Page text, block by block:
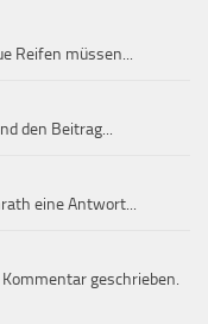
Reifen müssen...
den Beitrag...
eine Antwort...
geschrieben.